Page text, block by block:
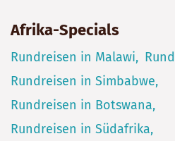
Afrika-Specials
Rundreisen in Malawi
Rundreisen in Simbabwe
Rundreisen in Botswana
Rundreisen in Südafrika